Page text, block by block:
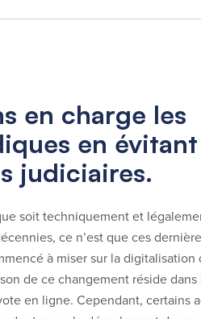
en charge les
en
judiciaires.
soit techniquement et
ce n’est que ces
à miser sur la digitalisation
de ce changement réside dans
en ligne. Cependant, certains